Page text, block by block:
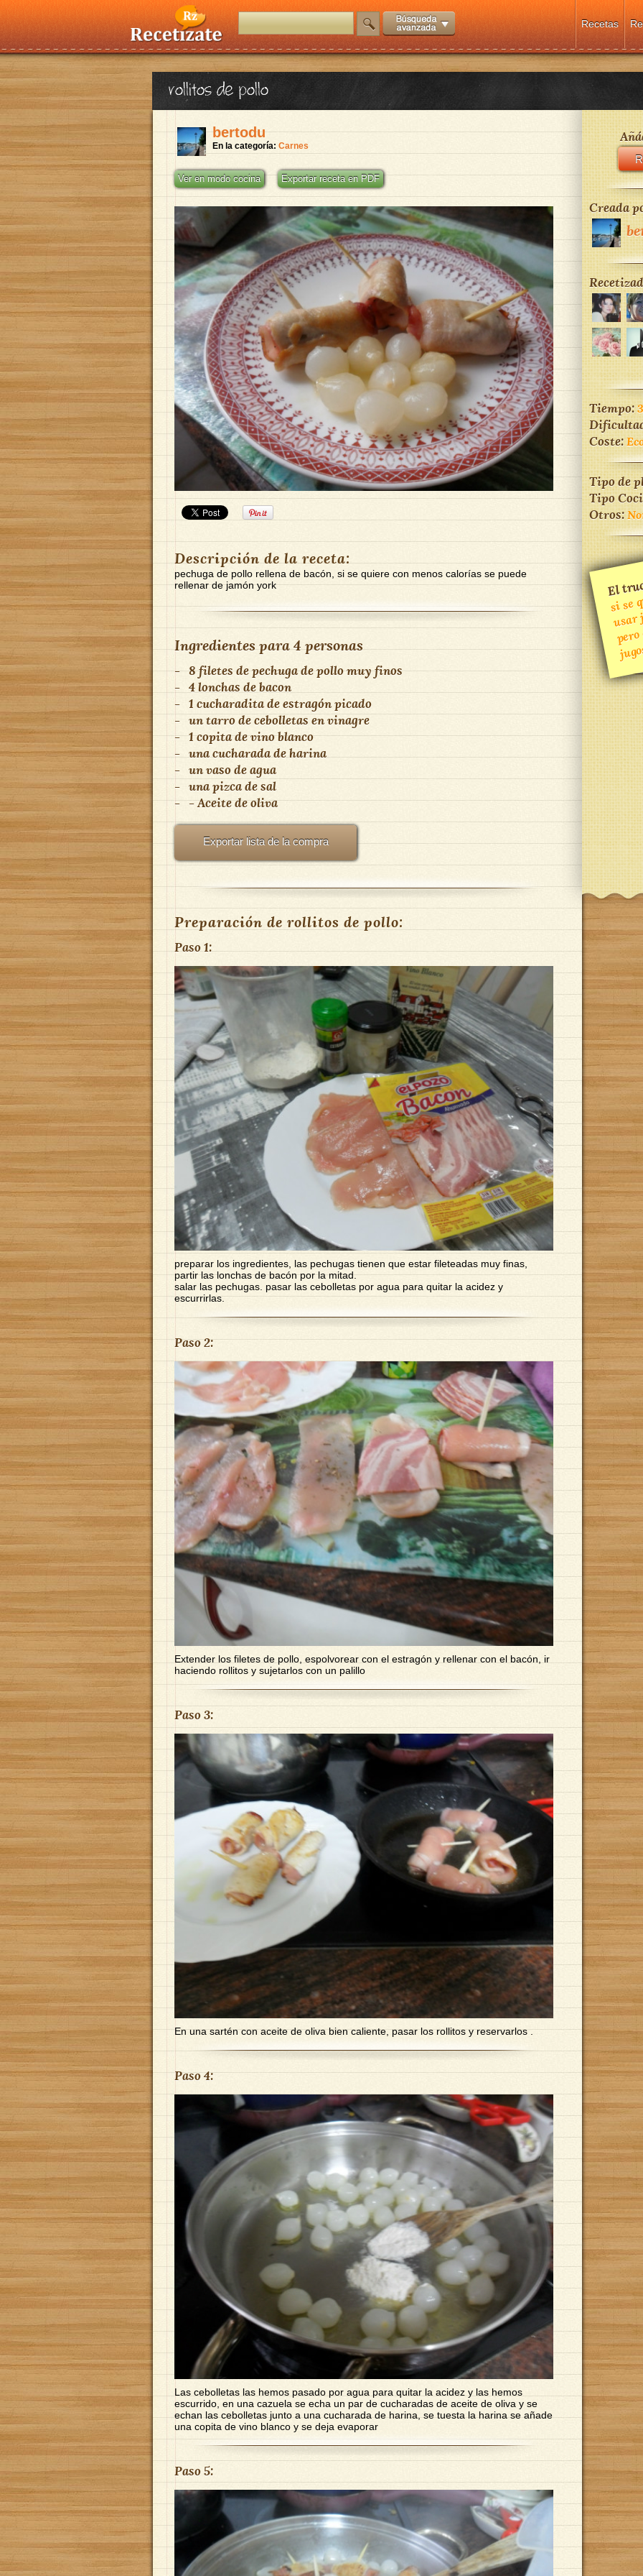
Recetas
rollitos de pollo
bertodu
En la categoría: Carnes
Ver en modo cocina Exportar receta en PDF
Descripción de la receta:
pechuga de pollo rellena de bacón, si se quiere con menos calorías se puede
rellenar de jamón york
Ingredientes para4 personas
- 8 filetes de pechuga de pollo muy finos
- 4 lonchas de bacon
- 1 cucharadita de estragón picado
- un tarrodecebolletas en vinagre
- 1 copita de vino blanco
- una cucharadadeharina
- un vaso de agua
- una pizcadesal
- - Aceite de oliva
Exportar lista de la compra
Preparación de rollitos de pollo:
Paso 1:
preparar los ingredientes, las pechugas tienen que estar fileteadas muy finas,
partir las lonchas de bacón por la mitad.
salar las pechugas. pasar las cebolletas por agua para quitar la acidez y
escurrirlas.
Paso 2:
Extender los filetes de pollo, espolvorear con el estragón y rellenar con el bacón, ir
haciendo rollitos y sujetarlos con un palillo
Paso 3:
En una sartén con aceite de oliva bien caliente, pasar los rollitos y reservarlos .
Paso 4:
Las cebolletas las hemos pasado por agua para quitar la acidez y las hemos
escurrido, en una cazuela se echa un par de cucharadas de aceite de oliva y se
echan las cebolletas junto a una cucharada de harina, se tuesta la harina se añade
una copita de vino blanco y se deja evaporar
Paso 5:
Creada
Tiempo:
Coste:
Tipo de
Tipo
Otros:
El
si